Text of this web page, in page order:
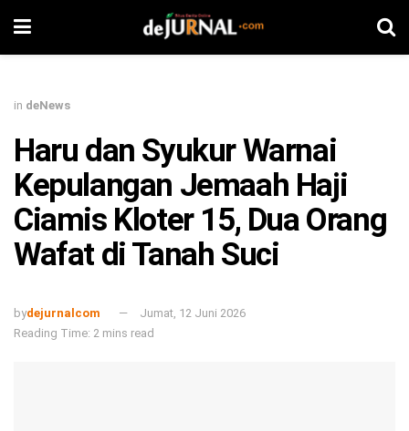
in deNews
Haru dan Syukur Warnai
Kepulangan Jemaah Haji
Ciamis Kloter 15, Dua Orang
Wafat di Tanah Suci
bydejurnalcom
Jumat, 12 Juni 2026
Reading Time: 2 mins read